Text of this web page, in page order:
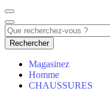
Rechercher
Magasinez
Homme
CHAUSSURES